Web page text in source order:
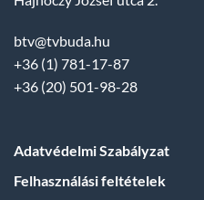
btv@tvbuda.hu
+36 (1) 781-17-87
+36 (20) 501-98-28
Adatvédelmi Szabályzat
Felhasználási feltételek